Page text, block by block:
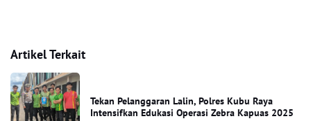
Artikel Terkait
Tekan Pelanggaran Lalin, Polres Kubu Raya
Intensifkan Edukasi Operasi Zebra Kapuas 2025